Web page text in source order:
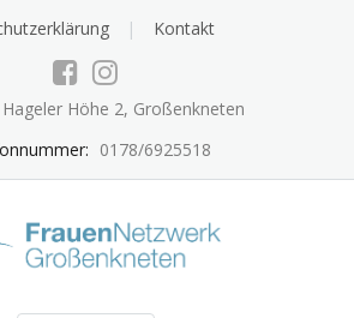
Kontakt
Hageler Höhe 2, Großenkneten
0178/6925518